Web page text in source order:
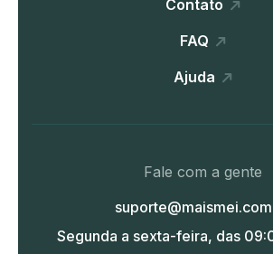
Contato
FAQ
Ajuda
Fale com a gente
Segunda a sexta-feira, das